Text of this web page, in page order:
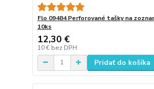
Flo 09484 Perforované tašky na
10ks
12,30 €
10 € bez DPH
Pridať do košíka